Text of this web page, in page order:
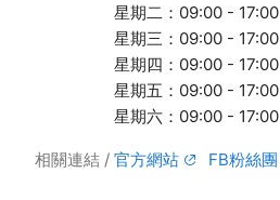
星期二：09:00 - 17:00
星期三：09:00 - 17:00
星期四：09:00 - 17:00
星期五：09:00 - 17:00
星期六：09:00 - 17:00
相關連結 官方網站 FB粉絲團